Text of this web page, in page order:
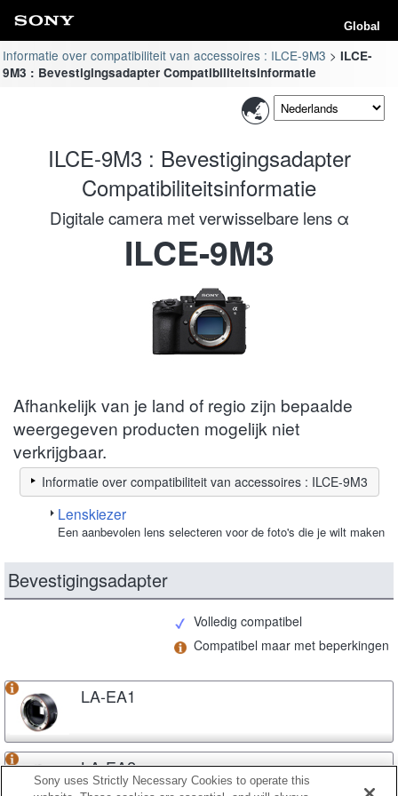
Global
Informatie over compatibiliteit van accessoires : ILCE-9M3
ILCE-
9M3 : Bevestigingsadapter Compatibiliteitsinformatie
ILCE-9M3 : Bevestigingsadapter
Compatibiliteitsinformatie
Digitale camera met verwisselbare lens α
ILCE-9M3
Afhankelijk van je land of regio zijn bepaalde
weergegeven producten mogelijk niet
verkrijgbaar.
Informatie over compatibiliteit van accessoires : ILCE-9M3
Lenskiezer
Een aanbevolen lens selecteren voor de foto's die je wilt maken
Bevestigingsadapter
Volledig compatibel
Compatibel maar met beperkingen
LA-EA1
LA-EA2
Sony uses Strictly Necessary Cookies to operate this